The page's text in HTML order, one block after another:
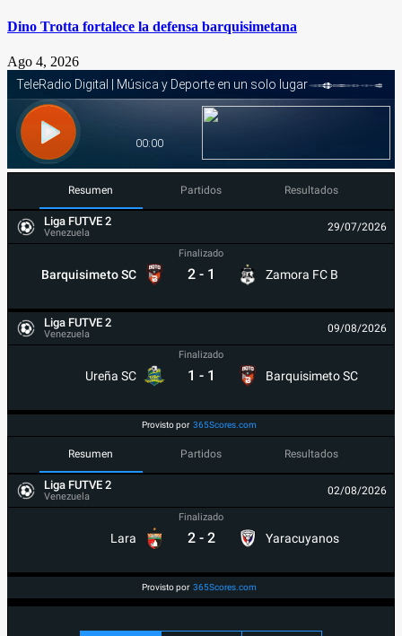
Dino Trotta fortalece la defensa barquisimetana
Ago 4, 2026
Resumen Partidos Resultados
Liga FUTVE 2
Venezuela 29/07/2026
Barquisimeto SC
Finalizado
2 - 1 Zamora FC B
Liga FUTVE 2
Venezuela 09/08/2026
Ureña SC
Finalizado
1 - 1 Barquisimeto SC
Provisto por 365Scores.com
Resumen Partidos Resultados
Liga FUTVE 2
Venezuela 02/08/2026
Lara
Finalizado
2 - 2 Yaracuyanos
Provisto por 365Scores.com